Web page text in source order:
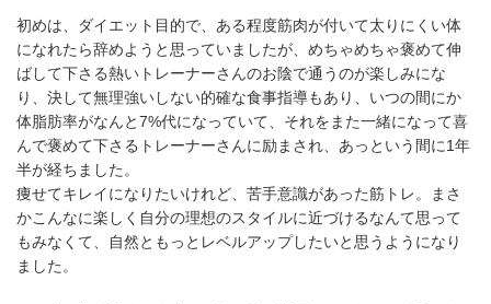
初めは、ダイエット目的で、ある程度筋肉が付いて太りにくい体
になれたら辞めようと思っていましたが、めちゃめちゃ褒めて伸
ばして下さる熱いトレーナーさんのお陰で通うのが楽しみにな
り、決して無理強いしない的確な食事指導もあり、いつの間にか
体脂肪率がなんと7%代になっていて、それをまた一緒になって喜
んで褒めて下さるトレーナーさんに励まされ、あっという間に1年
半が経ちました。
痩せてキレイになりたいけれど、苦手意識があった筋トレ。まさ
かこんなに楽しく自分の理想のスタイルに近づけるなんて思って
もみなくて、自然ともっとレベルアップしたいと思うようになり
ました。